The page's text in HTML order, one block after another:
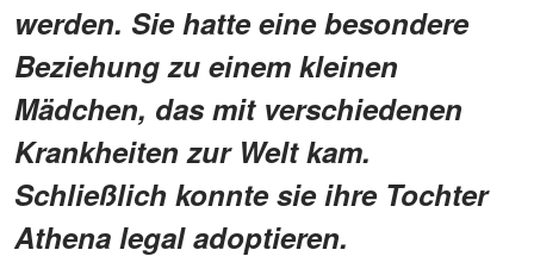
werden. Sie hatte eine besondere
Beziehung zu einem kleinen
Mädchen, das mit verschiedenen
Krankheiten zur Welt kam.
Schließlich konnte sie ihre Tochter
Athena legal adoptieren.